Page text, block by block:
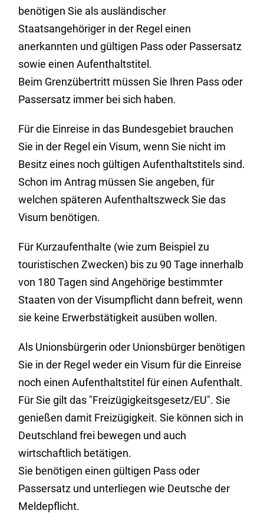
benötigen Sie als ausländischer
Staatsangehöriger in der Regel einen
anerkannten und gültigen Pass oder Passersatz
sowie einen Aufenthaltstitel.
Beim Grenzübertritt müssen Sie Ihren Pass oder
Passersatz immer bei sich haben.
Für die Einreise in das Bundesgebiet brauchen
Sie in der Regel ein Visum, wenn Sie nicht im
Besitz eines noch gültigen Aufenthaltstitels sind.
Schon im Antrag müssen Sie angeben, für
welchen späteren Aufenthaltszweck Sie das
Visum benötigen.
Für Kurzaufenthalte (wie zum Beispiel zu
touristischen Zwecken) bis zu 90 Tage innerhalb
von 180 Tagen sind Angehörige bestimmter
Staaten von der Visumpflicht dann befreit, wenn
sie keine Erwerbstätigkeit ausüben wollen.
Als Unionsbürgerin oder Unionsbürger benötigen
Sie in der Regel weder ein Visum für die Einreise
noch einen Aufenthaltstitel für einen Aufenthalt.
Für Sie gilt das "Freizügigkeitsgesetz/EU". Sie
genießen damit Freizügigkeit. Sie können sich in
Deutschland frei bewegen und auch
wirtschaftlich betätigen.
Sie benötigen einen gültigen Pass oder
Passersatz und unterliegen wie Deutsche der
Meldepflicht.